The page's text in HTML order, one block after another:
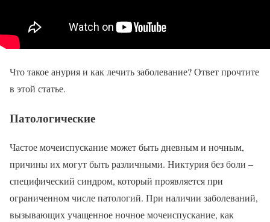
Что такое анурия и как лечить заболевание? Ответ прочтите
в этой статье.
Патологические
Частое мочеиспускание может быть дневным и ночным,
причины их могут быть различными. Никтурия без боли –
специфический синдром, который проявляется при
ограниченном числе патологий. При наличии заболеваний,
вызывающих учащенное ночное мочеиспускание, как